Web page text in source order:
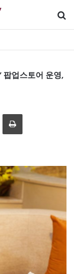
팝업스토어 운영,
이메일